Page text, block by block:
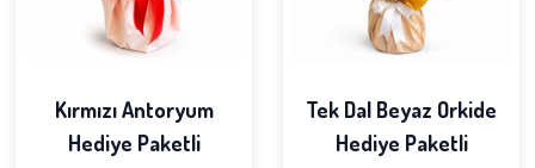
Kırmızı Antoryum
Hediye Paketli
Tek Dal Beyaz Orkide
Hediye Paketli